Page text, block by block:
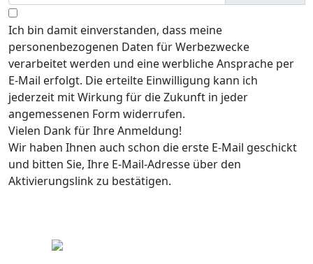
Ich bin damit einverstanden, dass meine
personenbezogenen Daten für Werbezwecke
verarbeitet werden und eine werbliche Ansprache per
E-Mail erfolgt. Die erteilte Einwilligung kann ich
jederzeit mit Wirkung für die Zukunft in jeder
angemessenen Form widerrufen.
Vielen Dank für Ihre Anmeldung!
Wir haben Ihnen auch schon die erste E-Mail geschickt
und bitten Sie, Ihre E-Mail-Adresse über den
Aktivierungslink zu bestätigen.